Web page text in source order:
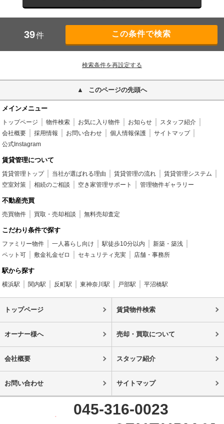
39件
検索条件を再設定する
このページの先頭へ
メインメニュー
トップページ 物件検索 お気に入り物件 お知らせ
スタッフ紹介
会社概要
採用情報 お問い合わせ 個人情報保護
サイトマップ
公式Instagram
賃貸管理について
賃貸管理トップ 当社が選ばれる理由 賃貸管理の流れ
賃貸管理システム
空室対策
相続のご相談 空き家管理サポート 管理物件ギャラリー
不動産売買
売買物件 買取・売却相談 無料売却査定
こだわり条件で探す
ファミリー物件 一人暮らし向け 駅徒歩10分以内
新築・築浅
ペット可
敷金礼金ゼロ セキュリティ充実 店舗・事務所
駅から探す
横浜駅 関内駅 反町駅 東神奈川駅 戸部駅 平沼橋駅
トップページ 賃貸物件検索
オーナー様へ 売却・買取について
会社概要 スタッフ紹介
お問い合わせ サイトマップ
045-316-0023